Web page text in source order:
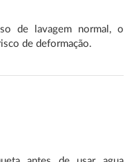
de lavagem normal, o
de deformação.